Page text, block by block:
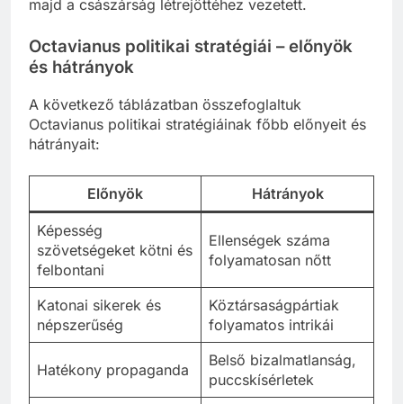
majd a császárság létrejöttéhez vezetett.
Octavianus politikai stratégiái – előnyök
és hátrányok
A következő táblázatban összefoglaltuk
Octavianus politikai stratégiáinak főbb előnyeit és
hátrányait:
Előnyök Hátrányok
Képesség
szövetségeket kötni és
felbontani
Ellenségek száma
folyamatosan nőtt
Katonai sikerek és
népszerűség
Köztársaságpártiak
folyamatos intrikái
Hatékony propaganda
Belső bizalmatlanság,
puccskísérletek